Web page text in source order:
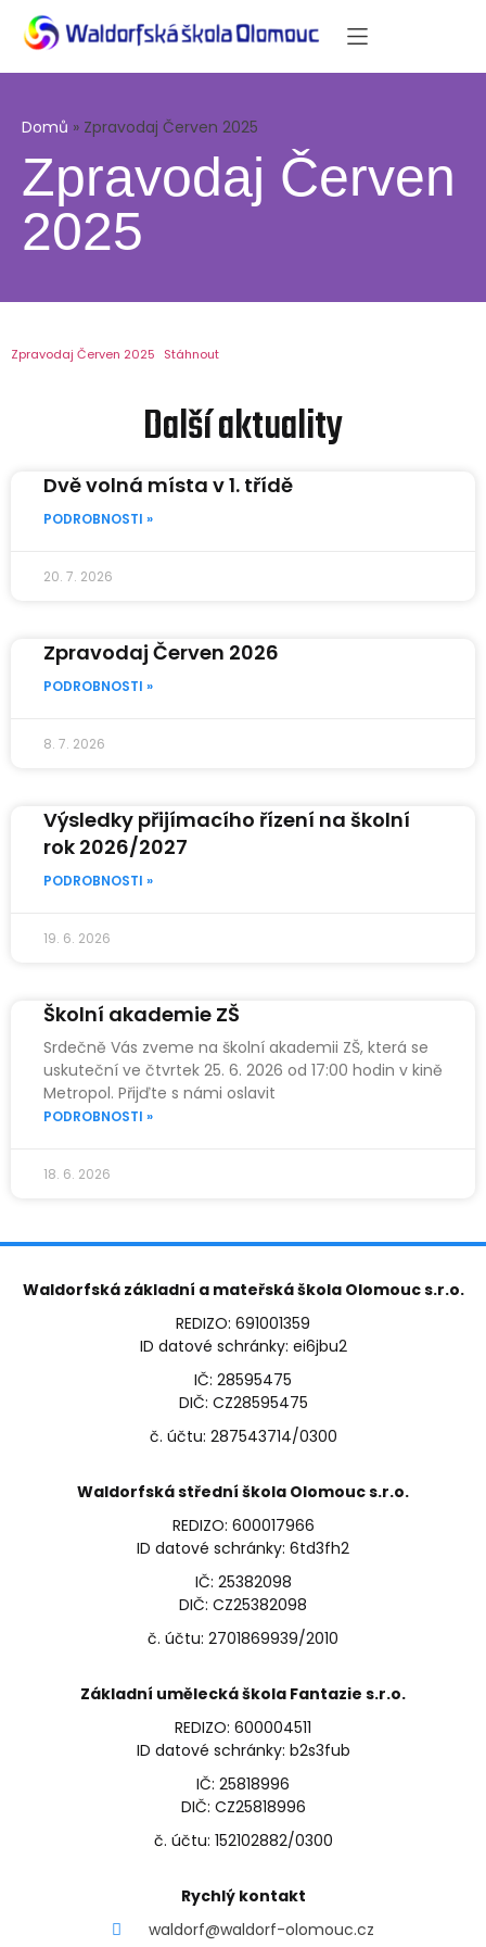
Domů » Zpravodaj Červen 2025
Zpravodaj Červen
2025
Zpravodaj Červen 2025 Stáhnout
Další aktuality
Dvě volná místa v 1. třídě
PODROBNOSTI »
20. 7. 2026
Zpravodaj Červen 2026
PODROBNOSTI »
8. 7. 2026
Výsledky přijímacího řízení na školní
rok 2026/2027
PODROBNOSTI »
19. 6. 2026
Školní akademie ZŠ
Srdečně Vás zveme na školní akademii ZŠ, která se
uskuteční ve čtvrtek 25. 6. 2026 od 17:00 hodin v kině
Metropol. Přijďte s námi oslavit
PODROBNOSTI »
18. 6. 2026
Waldorfská základní a mateřská škola Olomouc s.r.o.
REDIZO: 691001359
ID datové schránky: ei6jbu2
IČ: 28595475
DIČ: CZ28595475
č. účtu: 287543714/0300
Waldorfská střední škola Olomouc s.r.o.
REDIZO: 600017966
ID datové schránky: 6td3fh2
IČ: 25382098
DIČ: CZ25382098
č. účtu: 2701869939/2010
Základní umělecká škola Fantazie s.r.o.
REDIZO: 600004511
ID datové schránky: b2s3fub
IČ: 25818996
DIČ: CZ25818996
č. účtu: 152102882/0300
Rychlý kontakt
waldorf@waldorf-olomouc.cz